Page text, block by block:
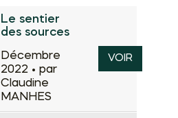
Le sentier
des sources
Décembre
2022 • par
Claudine
MANHES
VOIR